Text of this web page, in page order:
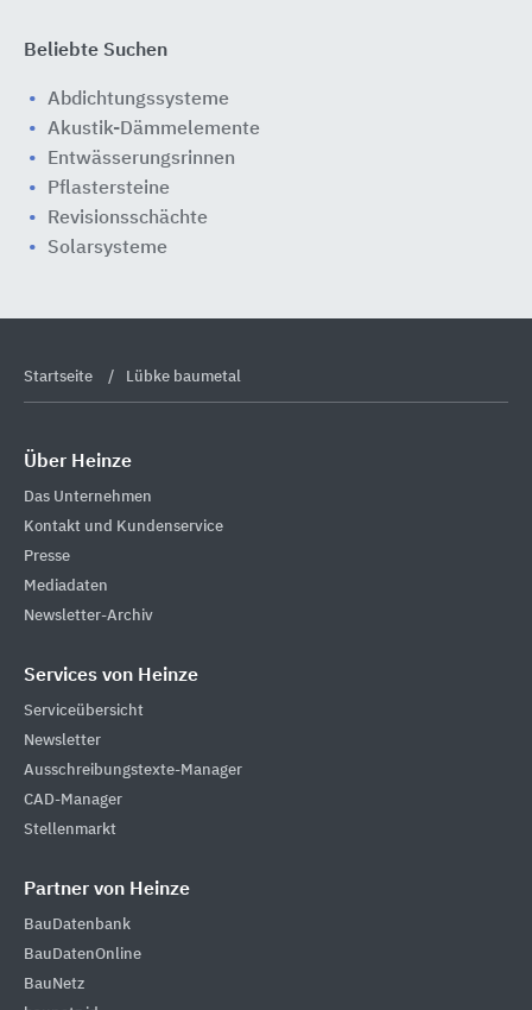
Beliebte Suchen
Abdichtungssysteme
Akustik-Dämmelemente
Entwässerungsrinnen
Pflastersteine
Revisionsschächte
Solarsysteme
Startseite Lübke baumetal
Über Heinze
Das Unternehmen
Kontakt und Kundenservice
Presse
Mediadaten
Newsletter-Archiv
Services von Heinze
Serviceübersicht
Newsletter
Ausschreibungstexte-Manager
CAD-Manager
Stellenmarkt
Partner von Heinze
BauDatenbank
BauDatenOnline
BauNetz